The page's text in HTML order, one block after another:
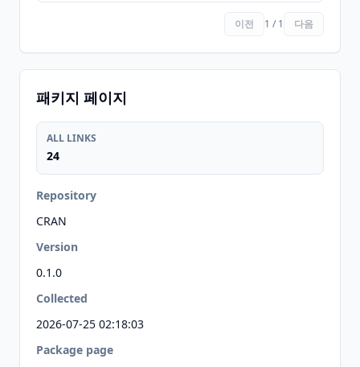
이전 1 / 1 다음
패키지 페이지
ALL LINKS
24
Repository
CRAN
Version
0.1.0
Collected
2026-07-25 02:18:03
Package page